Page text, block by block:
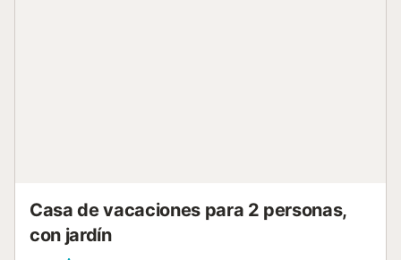
Casa de vacaciones para 2 personas,
con jardín